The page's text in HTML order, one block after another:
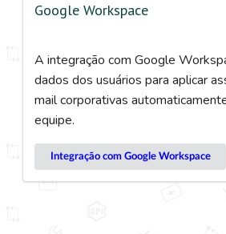
Google Workspace
A integração com Google
dados dos usuários para aplicar
mail corporativas
equipe.
Integração com Google Workspace